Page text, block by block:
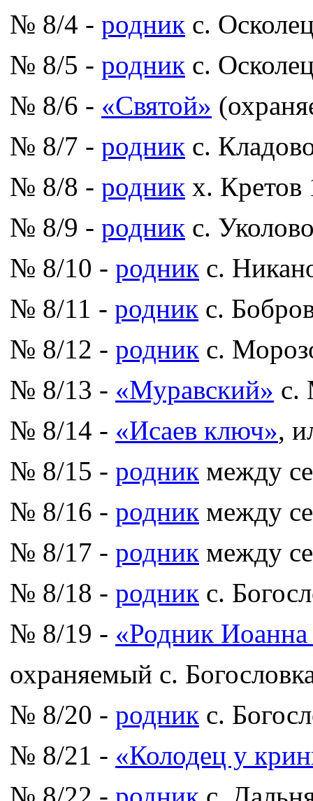
№ 8/4 - родник с.
№ 8/5 - родник с.
№ 8/6 - «Святой»
№ 8/7 - родник с.
№ 8/8 - родник х. Кретов
№ 8/9 - родник с.
№ 8/10 - родник с.
№ 8/11 - родник с.
№ 8/12 - родник с.
№ 8/13 - «Муравский» с.
№ 8/14 - «Исаев ключ»,
№ 8/15 - родник между
№ 8/16 - родник между
№ 8/17 - родник между
№ 8/18 - родник с.
№ 8/19 - «Родник
охраняемый с.
№ 8/20 - родник с.
№ 8/21 - «Колодец у